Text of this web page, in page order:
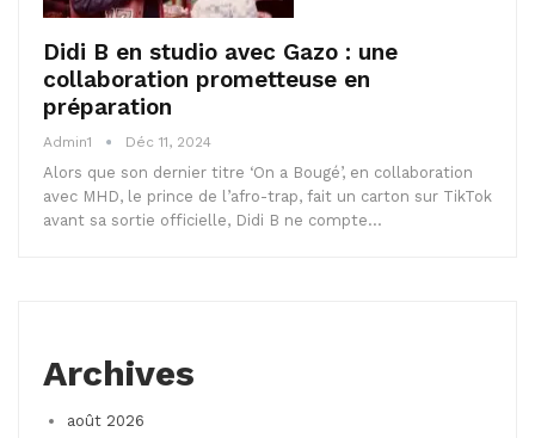
Didi B en studio avec Gazo : une
collaboration prometteuse en
préparation
Admin1 Déc 11, 2024
Alors que son dernier titre ‘On a Bougé’, en collaboration
avec MHD, le prince de l’afro-trap, fait un carton sur TikTok
avant sa sortie officielle, Didi B ne compte…
Archives
août 2026